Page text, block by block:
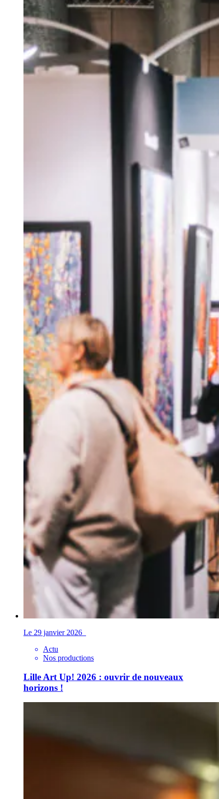
Le 29 janvier 2026
Actu
Nos productions
Lille Art Up! 2026 : ouvrir de nouveaux
horizons !